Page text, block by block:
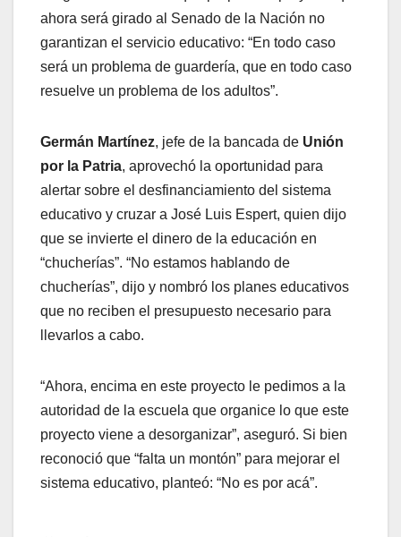
ahora será girado al Senado de la Nación no
garantizan el servicio educativo: “En todo caso
será un problema de guardería, que en todo caso
resuelve un problema de los adultos”.
Germán Martínez, jefe de la bancada de Unión
por la Patria, aprovechó la oportunidad para
alertar sobre el desfinanciamiento del sistema
educativo y cruzar a José Luis Espert, quien dijo
que se invierte el dinero de la educación en
“chucherías”. “No estamos hablando de
chucherías”, dijo y nombró los planes educativos
que no reciben el presupuesto necesario para
llevarlos a cabo.
“Ahora, encima en este proyecto le pedimos a la
autoridad de la escuela que organice lo que este
proyecto viene a desorganizar”, aseguró. Si bien
reconoció que “falta un montón” para mejorar el
sistema educativo, planteó: “No es por acá”.